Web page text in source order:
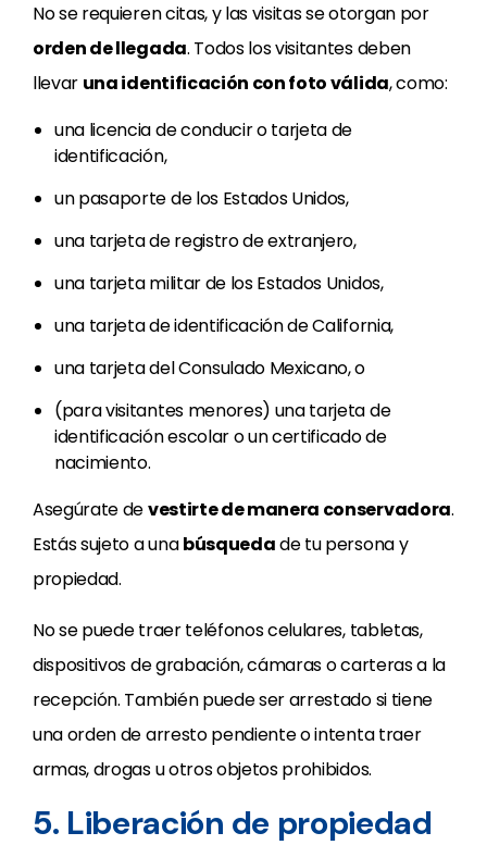
No se requieren citas, y las visitas se otorgan por
orden de llegada. Todos los visitantes deben
llevar una identificación con foto válida, como:
una licencia de conducir o tarjeta de
identificación,
un pasaporte de los Estados Unidos,
una tarjeta de registro de extranjero,
una tarjeta militar de los Estados Unidos,
una tarjeta de identificación de California,
una tarjeta del Consulado Mexicano, o
(para visitantes menores) una tarjeta de
identificación escolar o un certificado de
nacimiento.
Asegúrate devestirte de manera conservadora.
Estás sujeto a unabúsquedade tu persona y
propiedad.
No se puede traer teléfonos celulares, tabletas,
dispositivos de grabación, cámaras o carteras a la
recepción. También puede ser arrestado si tiene
una orden de arresto pendiente o intenta traer
armas, drogas u otros objetos prohibidos.
5. Liberación de propiedad